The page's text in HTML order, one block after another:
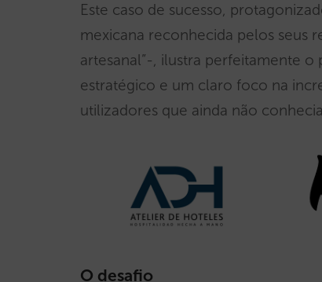
Este caso de sucesso,
mexicana reconhecida pelos seus
artesanal”-, ilustra perfeitamente
estratégico e um claro foco na
utilizadores que ainda não
O desafio